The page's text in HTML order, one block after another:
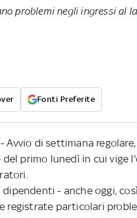
problemi negli ingressi al
Fonti Preferite
- Avvio di settimana
del primo lunedì in cui vige
- anche oggi,
registrate particolari